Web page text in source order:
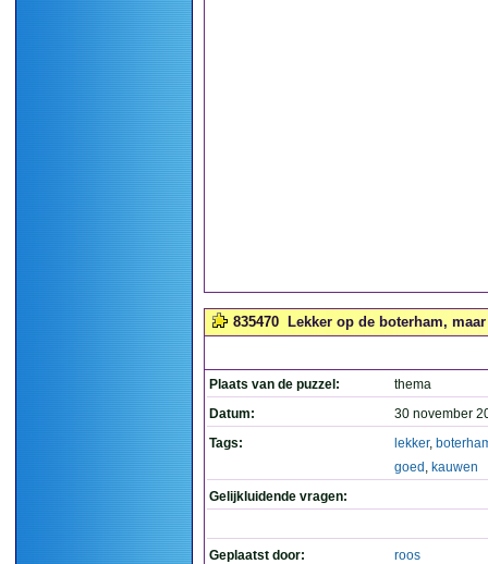
835470 Lekker op de boterham,
Plaats van de puzzel:
thema
Datum:
30 november
Tags:
lekker,
goed , kauwen
Gelijkluidende vragen:
Geplaatst door: roos